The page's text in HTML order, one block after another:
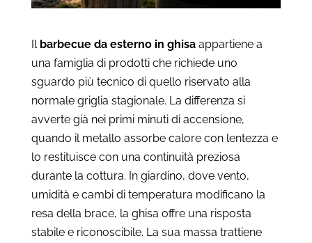
Il barbecue da esterno in ghisaappartiene a
una famiglia di prodotti che richiede uno
sguardo più tecnico di quello riservato alla
normale griglia stagionale. La differenza si
avverte già nei primi minuti di accensione,
quando il metallo assorbe calore con lentezza e
lo restituisce con una continuità preziosa
durante la cottura. In giardino, dove vento,
umidità e cambi di temperatura modificano la
resa della brace, la ghisa offre una risposta
stabile e riconoscibile. La sua massa trattiene